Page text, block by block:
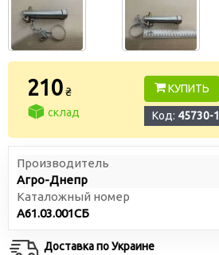
210₴
склад
КУПИТЬ
Код: 45730-1
Производитель
Агро-Днепр
Каталожный номер
А61.03.001СБ
Доставка по Украине